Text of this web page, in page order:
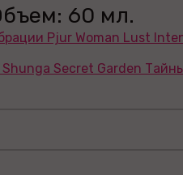
60 мл.
Pjur Woman Lust
Shunga Secret Garden